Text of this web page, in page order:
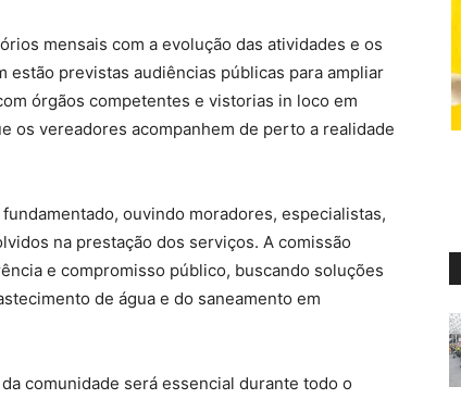
mensais com a evolução das atividades e os
previstas audiências públicas para ampliar
órgãos competentes e vistorias in loco em
vereadores acompanhem de perto a realidade
ouvindo moradores, especialistas,
na prestação dos serviços. A comissão
e compromisso público, buscando soluções
de água e do saneamento em
comunidade será essencial durante todo o